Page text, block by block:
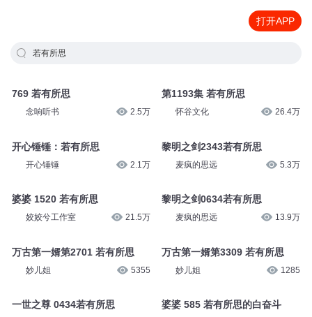
打开APP
若有所思
769 若有所思
念响听书 2.5万
开心锤锤：若有所思
开心锤锤 2.1万
婆婆 1520 若有所思
姣姣兮工作室 21.5万
万古第一婿第2701 若有所思
妙儿姐 5355
一世之尊 0434若有所思
第1193集 若有所思
怀谷文化 26.4万
黎明之剑2343若有所思
麦疯的思远 5.3万
黎明之剑0634若有所思
麦疯的思远 13.9万
万古第一婿第3309 若有所思
妙儿姐 1285
婆婆 585 若有所思的白奋斗